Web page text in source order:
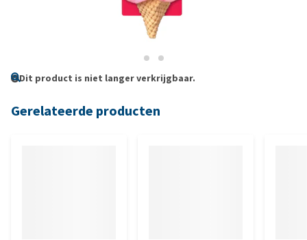
Dit product is niet langer verkrijgbaar.
Gerelateerde producten